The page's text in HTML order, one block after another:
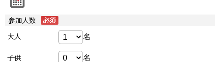
参加人数
大人 名
子供 名